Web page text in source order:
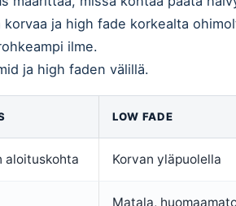
ja high fade korkealta
ilme.
ja high faden välillä.
ja high fade
LOW FADE
aloituskohta Korvan yläpuolella
Matala,